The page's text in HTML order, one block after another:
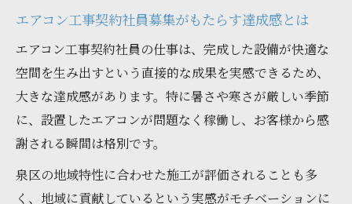
エアコン工事契約社員募集がもたらす達成感とは
エアコン工事契約社員の仕事は、完成した設備が快適な
空間を生み出すという直接的な成果を実感できるため、
大きな達成感があります。特に暑さや寒さが厳しい季節
に、設置したエアコンが問題なく稼働し、お客様から感
謝される瞬間は格別です。
泉区の地域特性に合わせた施工が評価されることも多
く、地域に貢献しているという実感がモチベーションに